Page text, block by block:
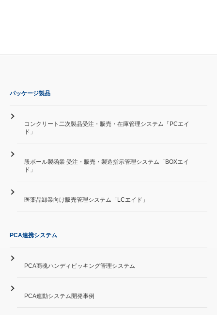
パッケージ製品
コンクリート二次製品受注・販売・在庫管理システム「PCエイ
ド」
段ボール製函業 受注・販売・製造指示管理システム「BOXエイ
ド」
医薬品卸業向け販売管理システム「LCエイド」
PCA連携システム
PCA商魂ハンディピッキング管理システム
PCA連動システム開発事例